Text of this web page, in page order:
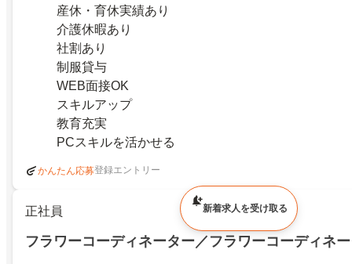
産休・育休実績あり
介護休暇あり
社割あり
制服貸与
WEB面接OK
スキルアップ
教育充実
PCスキルを活かせる
かんたん応募登録エントリー
正社員
フラワーコーディネーター／フラワーコーディネ
新着求人を受け取る